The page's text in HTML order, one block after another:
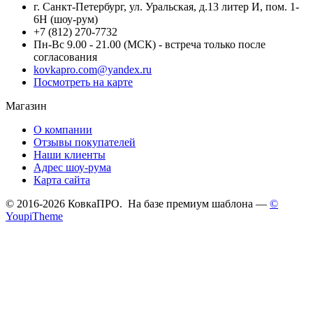
г. Санкт-Петербург, ул. Уральская, д.13 литер И, пом. 1-
6Н (шоу-рум)
+7 (812) 270-7732
Пн-Вс 9.00 - 21.00 (МСК) - встреча только после
согласования
kovkapro.com@yandex.ru
Посмотреть на карте
Магазин
О компании
Отзывы покупателей
Наши клиенты
Адрес шоу-рума
Карта сайта
© 2016-2026 КовкаПРО. На базе премиум шаблона — ©
YoupiTheme